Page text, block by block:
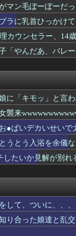
人は笑うらしいな
ャンセルっと！」←
童強姦犯と人身売
爆乳ワキ見せ祭り
終警告。こうなっ
ｗｗｗｗｗｗｗｗ
マン毛ぼーぼーだ
ラに乳首ひっかけ
カウンセラー、14
「やんだあ、バレ
に「キモッ」と言
襲来
●ぱいデカいせいで
うとう入浴を余儀
したいか見解が別れ
して、ついに、、、
り合った娘達と乱